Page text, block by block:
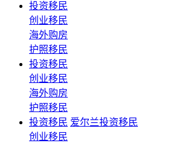
投资移民
创业移民
海外购房
护照移民
投资移民
创业移民
海外购房
护照移民
投资移民 爱尔兰投资移民
创业移民